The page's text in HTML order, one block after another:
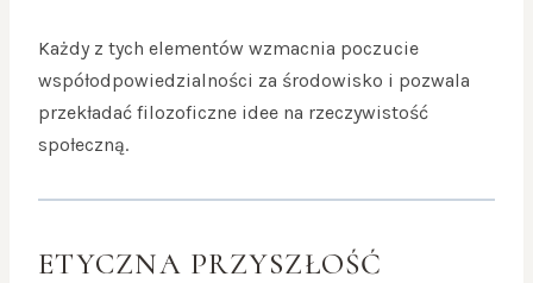
Każdy z tych elementów wzmacnia poczucie
współodpowiedzialności za środowisko i pozwala
przekładać filozoficzne idee na rzeczywistość
społeczną.
ETYCZNA PRZYSZŁOŚĆ